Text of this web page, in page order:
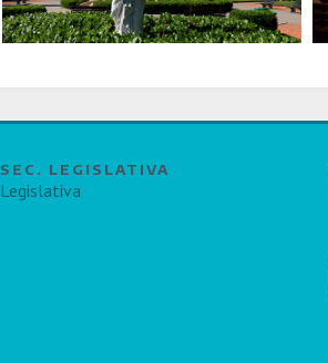
SEC. LEGISLATIVA
Legislativa